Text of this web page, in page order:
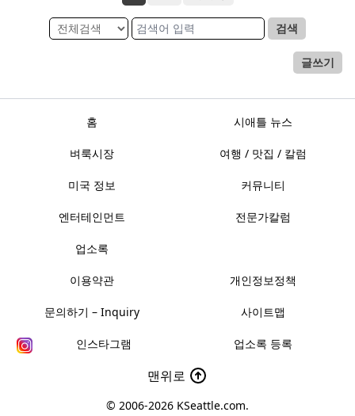
검색
글쓰기
홈 시애틀 뉴스
벼룩시장 여행 / 맛집 / 칼럼
미국 정보 커뮤니티
엔터테인먼트 전문가칼럼
업소록
이용약관 개인정보정책
문의하기 – Inquiry 사이트맵
인스타그램 업소록 등록
맨위로
© 2006-2026 KSeattle.com.